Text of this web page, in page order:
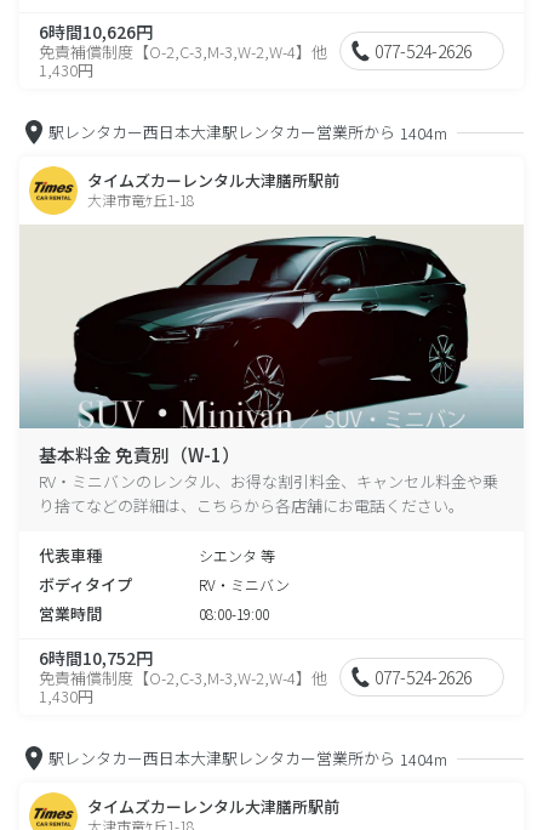
6時間10,626円
免責補償制度【O-2,C-3,M-3,W-2,W-4】他
1,430円
077-524-2626
駅レンタカー西日本大津駅レンタカー営業所から 1404m
タイムズカーレンタル大津膳所駅前
大津市竜ｹ丘1-18
基本料金 免責別（W-1）
RV・ミニバンのレンタル、お得な割引料金、キャンセル料金や乗
り捨てなどの詳細は、こちらから各店舗にお電話ください。
代表車種 シエンタ 等
ボディタイプ RV・ミニバン
営業時間 08:00-19:00
6時間10,752円
免責補償制度【O-2,C-3,M-3,W-2,W-4】他
1,430円
077-524-2626
駅レンタカー西日本大津駅レンタカー営業所から 1404m
タイムズカーレンタル大津膳所駅前
大津市竜ｹ丘1-18